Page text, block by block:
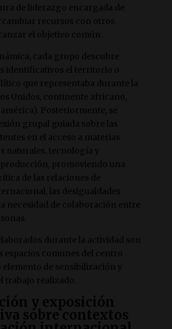
de liderazgo encargada de
recursos con otros
el objetivo común.
cada grupo descubre
identificativos el territorio o
que representaba durante la
Unidos, continente africano,
Posteriormente, se
grupal guiada sobre las
en el acceso a materias
naturales, tecnología y
producción, promoviendo una
de las relaciones de
las desigualdades
necesidad de colaboración entre
durante la actividad son
espacios comunes del centro
de sensibilización y
trabajo realizado.
y exposición
sobre contextos